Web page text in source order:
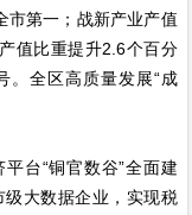
市第一；战新产业产值
值比重提升2.6个百分
。全区高质量发展“成
台“铜官数谷”全面建
大数据企业，实现税